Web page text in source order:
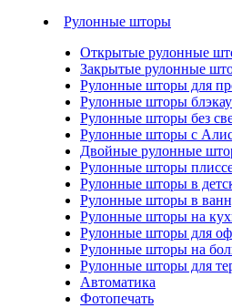
Рулонные шторы
Открытые рулонные
Закрытые рулонные
Рулонные шторы для
Рулонные шторы
Рулонные шторы без
Рулонные шторы с
Двойные рулонные
Рулонные шторы
Рулонные шторы в
Рулонные шторы в
Рулонные шторы на
Рулонные шторы для
Рулонные шторы на
Рулонные шторы для
Автоматика
Фотопечать